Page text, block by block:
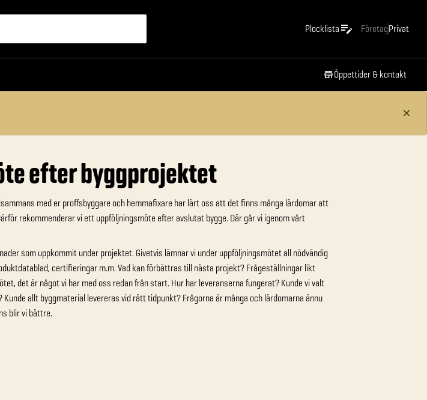
Plocklista FöretagPrivat
Öppettider & kontakt
efter byggprojektet
med er proffsbyggare och hemmafixare har lärt oss att det finns många lärdomar att
rekommenderar vi ett uppföljningsmöte efter avslutat bygge. Där går vi igenom vårt
som uppkommit under projektet. Givetvis lämnar vi under uppföljningsmötet all nödvändig
certifieringar m.m. Vad kan förbättras till nästa projekt? Frågeställningar likt
det är något vi har med oss redan från start. Hur har leveranserna fungerat? Kunde vi valt
allt byggmaterial levereras vid rätt tidpunkt? Frågorna är många och lärdomarna ännu
blir vi bättre.